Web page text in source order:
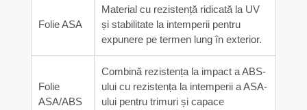
Folie ASA
Material cu rezistență ridicată la UV
și stabilitate la intemperii pentru
expunere pe termen lung în exterior.
Folie
ASA/ABS
Combină rezistența la impact a ABS-
ului cu rezistența la intemperii a ASA-
ului pentru trimuri și capace